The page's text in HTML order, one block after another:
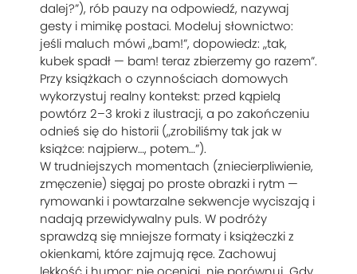
dalej?”), rób pauzy na odpowiedź, nazywaj
gesty i mimikę postaci. Modeluj słownictwo:
jeśli maluch mówi „bam!”, dopowiedz: „tak,
kubek spadł — bam! teraz zbierzemy go razem”.
Przy książkach o czynnościach domowych
wykorzystuj realny kontekst: przed kąpielą
powtórz 2–3 kroki z ilustracji, a po zakończeniu
odnieś się do historii („zrobiliśmy tak jak w
książce: najpierw…, potem…”).
W trudniejszych momentach (zniecierpliwienie,
zmęczenie) sięgaj po proste obrazki i rytm —
rymowanki i powtarzalne sekwencje wyciszają i
nadają przewidywalny puls. W podróży
sprawdzą się mniejsze formaty i książeczki z
okienkami, które zajmują ręce. Zachowuj